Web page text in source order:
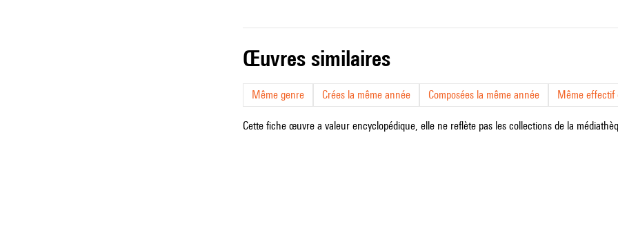
œuvres similaires
Même genre Crées la même année Composées la même année Même effectif
Cette fiche œuvre a valeur encyclopédique, elle ne reflète pas les collections de la